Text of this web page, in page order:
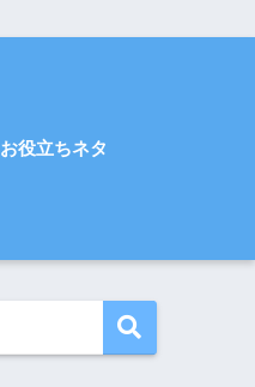
お役立ちネタ